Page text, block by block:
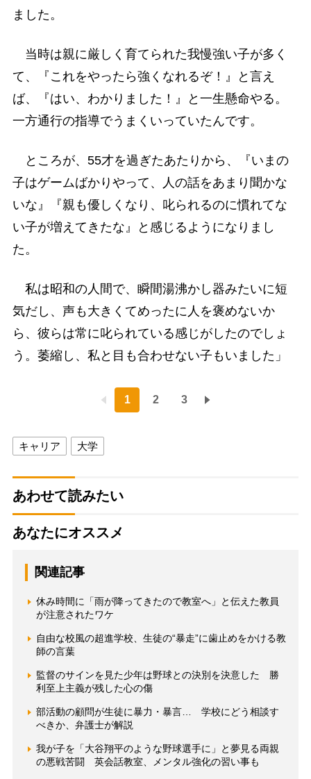
ました。
当時は親に厳しく育てられた我慢強い子が多く
て、『これをやったら強くなれるぞ！』と言え
ば、『はい、わかりました！』と一生懸命やる。
一方通行の指導でうまくいっていたんです。
ところが、55才を過ぎたあたりから、『いまの
子はゲームばかりやって、人の話をあまり聞かな
いな』『親も優しくなり、叱られるのに慣れてな
い子が増えてきたな』と感じるようになりまし
た。
私は昭和の人間で、瞬間湯沸かし器みたいに短
気だし、声も大きくてめったに人を褒めないか
ら、彼らは常に叱られている感じがしたのでしょ
う。萎縮し、私と目も合わせない子もいました」
1 2 3
キャリア 大学
あわせて読みたい
あなたにオススメ
関連記事
休み時間に「雨が降ってきたので教室へ」と伝えた教員
が注意されたワケ
自由な校風の超進学校、生徒の“暴走”に歯止めをかける教
師の言葉
監督のサインを見た少年は野球との決別を決意した 勝
利至上主義が残した心の傷
部活動の顧問が生徒に暴力・暴言… 学校にどう相談す
べきか、弁護士が解説
我が子を「大谷翔平のような野球選手に」と夢見る両親
の悪戦苦闘 英会話教室、メンタル強化の習い事も